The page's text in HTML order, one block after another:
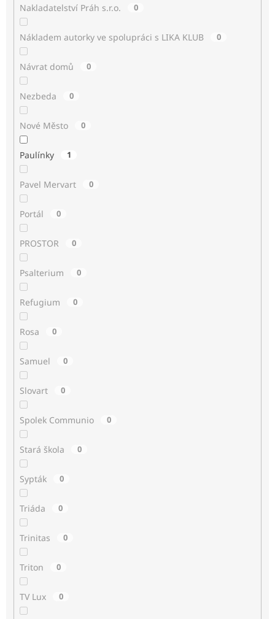
Nakladatelství Práh s.r.o. 0
Nákladem autorky ve spolupráci s LIKA KLUB 0
Návrat domů 0
Nezbeda 0
Nové Město 0
Paulínky 1
Pavel Mervart 0
Portál 0
PROSTOR 0
Psalterium 0
Refugium 0
Rosa 0
Samuel 0
Slovart 0
Spolek Communio 0
Stará škola 0
Sypták 0
Triáda 0
Trinitas 0
Triton 0
TV Lux 0